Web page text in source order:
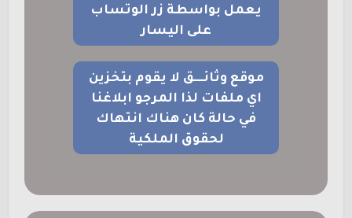
يعمل بواسطة زر الوتساب
على اليسار
موقع وثائــــق لا يقوم بتخزين
اي ملفات لذا المرجو ابلاغنا
في حالة كان هناك انتهاك
لحقوق الملكية